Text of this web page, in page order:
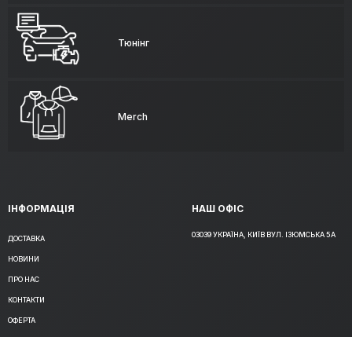
Тюнінг
Merch
ІНФОРМАЦІЯ
ДОСТАВКА
НОВИНИ
ПРО НАС
КОНТАКТИ
ОФЕРТА
НАШ ОФІС
03039 УКРАЇНА, КИЇВ ВУЛ. ІЗЮМСЬКА 5А